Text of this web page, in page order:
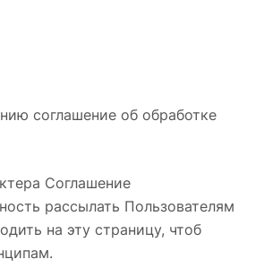
соглашение об обработке
Соглашение
рассылать Пользователям
на эту страницу, чтоб